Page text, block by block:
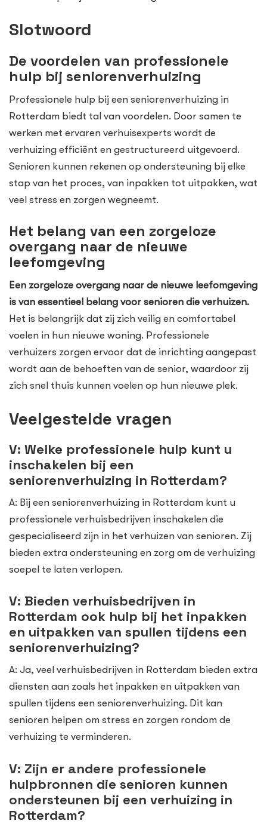
Slotwoord
De voordelen van professionele
hulp bij seniorenverhuizing
Professionele hulp bij een seniorenverhuizing in
Rotterdam biedt tal van voordelen. Door samen te
werken met ervaren verhuisexperts wordt de
verhuizing efficiënt en gestructureerd uitgevoerd.
Senioren kunnen rekenen op ondersteuning bij elke
stap van het proces, van inpakken tot uitpakken, wat
veel stress en zorgen wegneemt.
Het belang van een zorgeloze
overgang naar de nieuwe
leefomgeving
Een zorgeloze overgang naar de nieuwe leefomgeving
is van essentieel belang voor senioren die verhuizen.
Het is belangrijk dat zij zich veilig en comfortabel
voelen in hun nieuwe woning. Professionele
verhuizers zorgen ervoor dat de inrichting aangepast
wordt aan de behoeften van de senior, waardoor zij
zich snel thuis kunnen voelen op hun nieuwe plek.
Veelgestelde vragen
V: Welke professionele hulp kunt u
inschakelen bij een
seniorenverhuizing in Rotterdam?
A: Bij een seniorenverhuizing in Rotterdam kunt u
professionele verhuisbedrijven inschakelen die
gespecialiseerd zijn in het verhuizen van senioren. Zij
bieden extra ondersteuning en zorg om de verhuizing
soepel te laten verlopen.
V: Bieden verhuisbedrijven in
Rotterdam ook hulp bij het inpakken
en uitpakken van spullen tijdens een
seniorenverhuizing?
A: Ja, veel verhuisbedrijven in Rotterdam bieden extra
diensten aan zoals het inpakken en uitpakken van
spullen tijdens een seniorenverhuizing. Dit kan
senioren helpen om stress en zorgen rondom de
verhuizing te verminderen.
V: Zijn er andere professionele
hulpbronnen die senioren kunnen
ondersteunen bij een verhuizing in
Rotterdam?